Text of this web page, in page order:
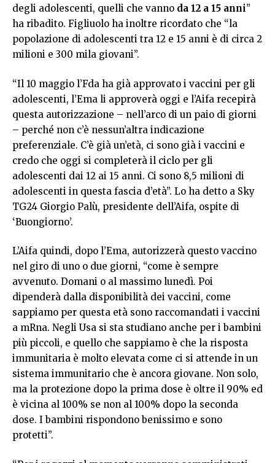
degli adolescenti, quelli che vanno da 12 a 15 anni”
ha ribadito. Figliuolo ha inoltre ricordato che “la
popolazione di adolescenti tra 12 e 15 anni è di circa 2
milioni e 300 mila giovani”.
“Il 10 maggio l’Fda ha già approvato i vaccini per gli
adolescenti, l’Ema li approverà oggi e l’Aifa recepirà
questa autorizzazione – nell’arco di un paio di giorni
– perché non c’è nessun’altra indicazione
preferenziale. C’è già un’età, ci sono già i vaccini e
credo che oggi si completerà il ciclo per gli
adolescenti dai 12 ai 15 anni. Ci sono 8,5 milioni di
adolescenti in questa fascia d’età”. Lo ha detto a Sky
TG24 Giorgio Palù, presidente dell’Aifa, ospite di
‘Buongiorno’.
L’Aifa quindi, dopo l’Ema, autorizzerà questo vaccino
nel giro di uno o due giorni, “come è sempre
avvenuto. Domani o al massimo lunedì. Poi
dipenderà dalla disponibilità dei vaccini, come
sappiamo per questa età sono raccomandati i vaccini
a mRna. Negli Usa si sta studiano anche per i bambini
più piccoli, e quello che sappiamo è che la risposta
immunitaria è molto elevata come ci si attende in un
sistema immunitario che è ancora giovane. Non solo,
ma la protezione dopo la prima dose è oltre il 90% ed
è vicina al 100% se non al 100% dopo la seconda
dose. I bambini rispondono benissimo e sono
protetti”.